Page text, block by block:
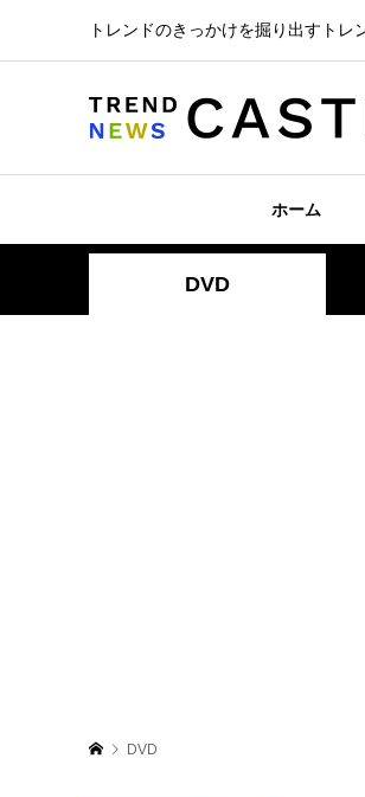
トレンドのきっかけを掘り出すトレ
ホーム
DVD
DVD